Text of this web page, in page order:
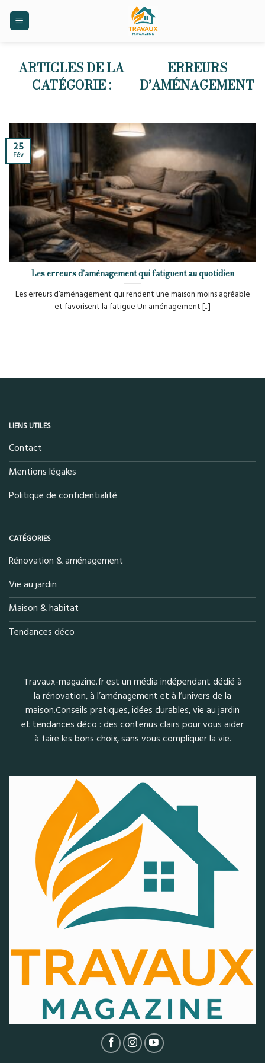
ERREURS
D’AMÉNAGEMENT
Les erreurs d’aménagement qui fatiguent au quotidien
Les erreurs d’aménagement qui rendent une maison moins agréable
et favorisent la fatigue Un aménagement [...]
25
Fév
LIENS UTILES
Contact
Mentions légales
Politique de confidentialité
CATÉGORIES
Rénovation & aménagement
Vie au jardin
Maison & habitat
Tendances déco
Travaux-magazine.fr est un média indépendant dédié à
la rénovation, à l’aménagement et à l’univers de la
maison.Conseils pratiques, idées durables, vie au jardin
et tendances déco : des contenus clairs pour vous aider
à faire les bons choix, sans vous compliquer la vie.